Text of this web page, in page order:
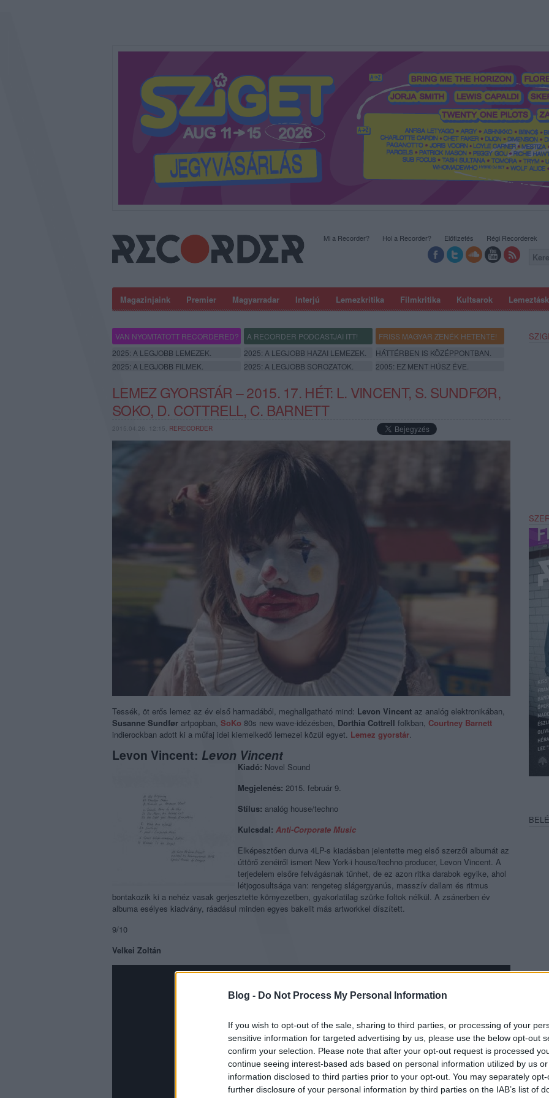
Blog - Do Not Process My Personal Information
If you wish to opt-out of the sale, sharing to third parties, or processing of your
sensitive information for targeted advertising by us, please use the below opt-out
confirm your selection. Please note that after your opt-out request is processed
continue seeing interest-based ads based on personal information utilized by us
information disclosed to third parties prior to your opt-out. You may separately
further disclosure of your personal information by third parties on the IAB’s list of
Magazinjaink Premier Magyarradar Interjú Lemezkritika Filmkritika Kultsarok
Mi a Recorder? Hol a Recorder? Előfizetés Régi Recorderek
VAN NYOMTATOTT RECORDERED? A RECORDER PODCASTJAI ITT!
FRISS MAGYAR ZENÉK HETENTE!
2025: A LEGJOBB LEMEZEK.
2025: A LEGJOBB HAZAI LEMEZEK.
HÁTTÉRBEN IS KÖZÉPPONTBAN.
2025: A LEGJOBB FILMEK.
2025: A LEGJOBB SOROZATOK. 2005: EZ MENT HÚSZ ÉVE.
LEMEZ GYORSTÁR – 2015. 17. HÉT: L. VINCENT, S. SUNDFØR,
SOKO, D. COTTRELL, C. BARNETT
2015.04.26. 12:15, RERECORDER
Tessék, öt erős lemez az év első harmadából, meghallgatható mind: Levon Vincent az analóg elektronikában,
Susanne Sundfør artpopban, SoKo 80s new wave-idézésben, Dorthia Cottrell folkban, Courtney Barnett
indierockban adott ki a műfaj idei kiemelkedő lemezei közül egyet. Lemez gyorstár.
Levon Vincent: Levon Vincent
Kiadó: Novel Sound
Megjelenés: 2015. február 9.
Stílus: analóg house/techno
Kulcsdal: Anti-Corporate Music
Elképesztően durva 4LP-s kiadásban jelentette meg első szerzői albumát az
úttörő zenéiről ismert New York-i house/techno producer, Levon Vincent. A
terjedelem elsőre felvágásnak tűnhet, de ez azon ritka darabok egyike, ahol
létjogosultsága van: rengeteg slágergyanús, masszív dallam és ritmus
bontakozik ki a nehéz vasak gerjesztette környezetben, gyakorlatilag szürke foltok nélkül. A zsánerben év
albuma esélyes kiadvány, ráadásul minden egyes bakelit más artworkkel díszített.
9/10
Velkei Zoltán